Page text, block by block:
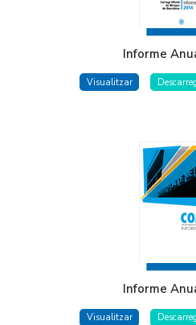
Informe
Visualitzar
Informe
Visualitzar